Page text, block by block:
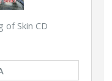
of Skin CD